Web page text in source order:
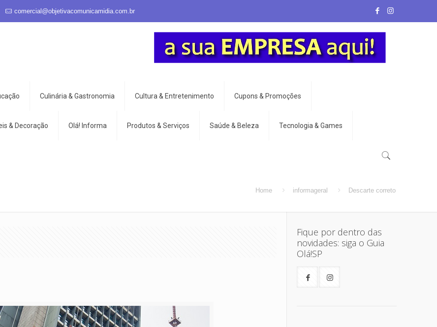
comercial@objetivacomunicamidia.com.br
Culinária & Gastronomia Cultura & Entretenimento Cupons & Promoções
& Decoração Olá! Informa Produtos & Serviços Saúde & Beleza Tecnologia & Games
Home informageral Descarte correto
Fique por dentro das
novidades: siga o Guia
Olá!SP